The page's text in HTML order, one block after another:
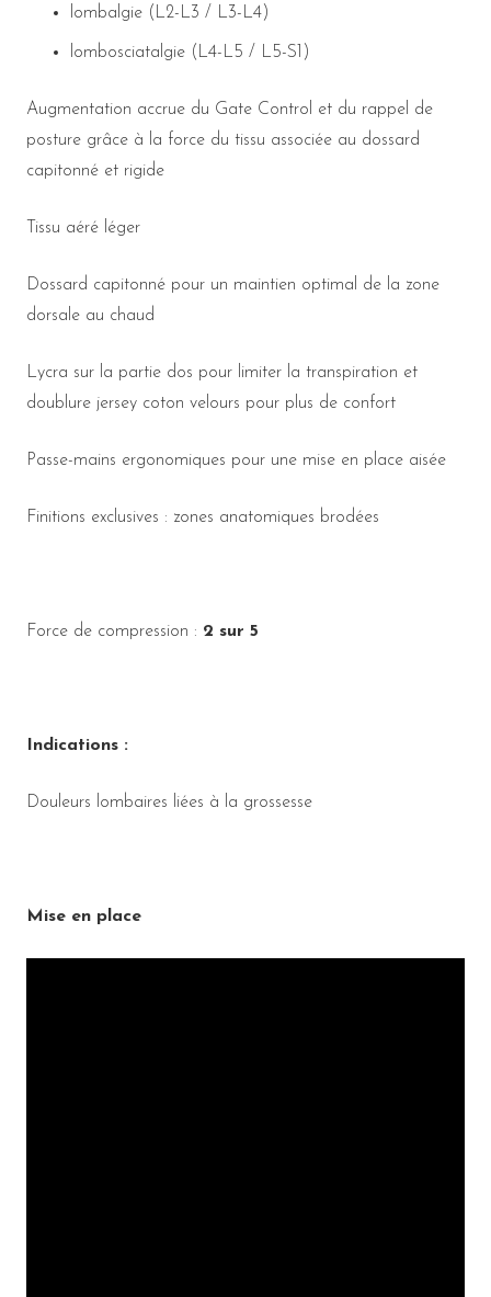
lombalgie (L2-L3 / L3-L4)
lombosciatalgie (L4-L5 / L5-S1)
Augmentation accrue du Gate Control et du rappel de
posture grâce à la force du tissu associée au dossard
capitonné et rigide
Tissu aéré léger
Dossard capitonné pour un maintien optimal de la zone
dorsale au chaud
Lycra sur la partie dos pour limiter la transpiration et
doublure jersey coton velours pour plus de confort
Passe-mains ergonomiques pour une mise en place aisée
Finitions exclusives : zones anatomiques brodées
Force de compression : 2 sur 5
Indications :
Douleurs lombaires liées à la grossesse
Mise en place